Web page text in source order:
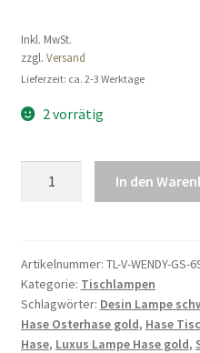
Inkl. MwSt.
zzgl. Versand
Lieferzeit: ca. 2-3 Werktage
2 vorrätig
gold
69
cm
Menge
In den
Artikelnummer: TL-V-WENDY-GS-
Kategorie: Tischlampen
Schlagwörter: Desin Lampe
Hase Osterhase gold, Hase
Hase, Luxus Lampe Hase gold,